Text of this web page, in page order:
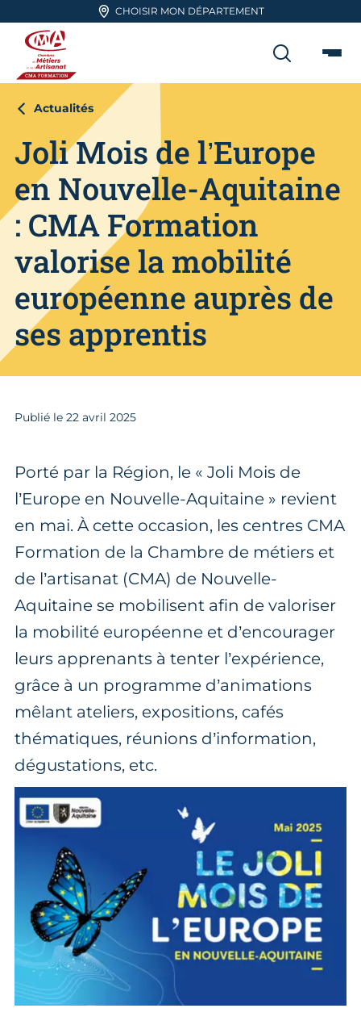
Aller en haut de pageCHOISIR MON DÉPARTEMENT
CMA FORMATION
Actualités
Joli Mois de l’Europe
en Nouvelle-Aquitaine
: CMA Formation
valorise la mobilité
européenne auprès de
ses apprentis
Publié le 22 avril 2025
Porté par la Région, le « Joli Mois de
l’Europe en Nouvelle-Aquitaine » revient
en mai. À cette occasion, les centres CMA
Formation de la Chambre de métiers et
de l’artisanat (CMA) de Nouvelle-
Aquitaine se mobilisent afin de valoriser
la mobilité européenne et d’encourager
leurs apprenants à tenter l’expérience,
grâce à un programme d’animations
mêlant ateliers, expositions, cafés
thématiques, réunions d’information,
dégustations, etc.